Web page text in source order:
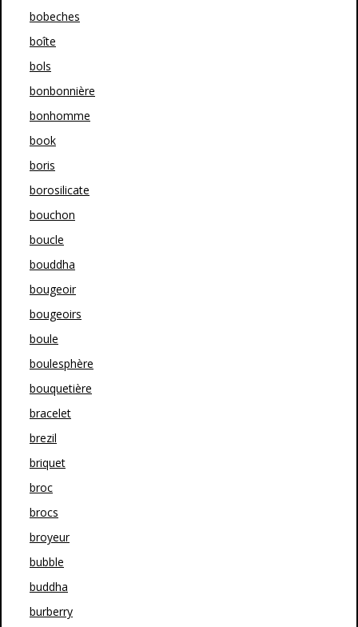
bobeches
boîte
bols
bonbonnière
bonhomme
book
boris
borosilicate
bouchon
boucle
bouddha
bougeoir
bougeoirs
boule
boulesphère
bouquetière
bracelet
brezil
briquet
broc
brocs
broyeur
bubble
buddha
burberry